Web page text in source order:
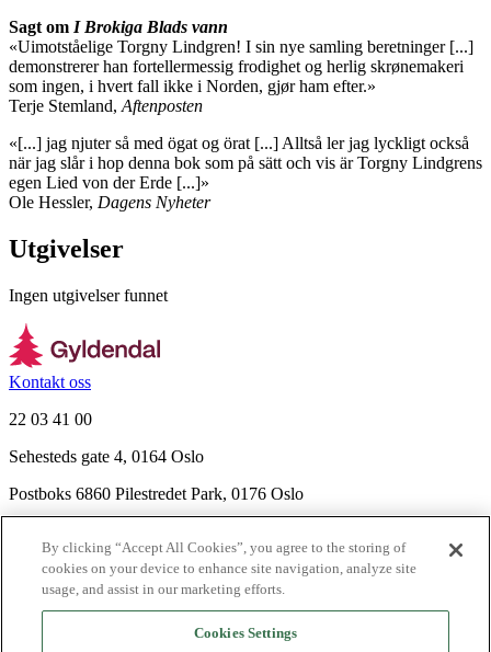
Sagt om I Brokiga Blads vann
«Uimotståelige Torgny Lindgren! I sin nye samling beretninger [...]
demonstrerer han fortellermessig frodighet og herlig skrønemakeri
som ingen, i hvert fall ikke i Norden, gjør ham efter.»
Terje Stemland, Aftenposten
«[...] jag njuter så med ögat og örat [...] Alltså ler jag lyckligt också
när jag slår i hop denna bok som på sätt och vis är Torgny Lindgrens
egen Lied von der Erde [...]»
Ole Hessler, Dagens Nyheter
Utgivelser
Ingen utgivelser funnet
Kontakt oss
22 03 41 00
Sehesteds gate 4, 0164 Oslo
Postboks 6860 Pilestredet Park, 0176 Oslo
Nyhetsbrev
Ledige stillinger
Send inn manus
By clicking “Accept All Cookies”, you agree to the storing of
cookies on your device to enhance site navigation, analyze site
usage, and assist in our marketing efforts.
Cookies Settings